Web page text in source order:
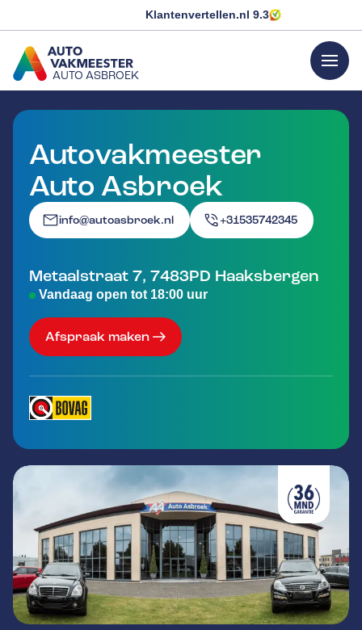
Klantenvertellen.nl 9.3
AUTO ASBROEK
GA NAAR DE HOMEPAGINA
menu
Autovakmeester
Auto Asbroek
info@autoasbroek.nl +31535742345
Metaalstraat 7, 7483PD Haaksbergen
Vandaag open tot 18:00 uur
Afspraak maken